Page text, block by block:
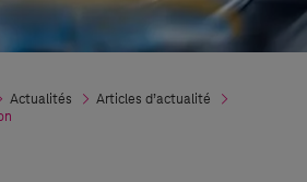
Actualités
Articles d’actualité